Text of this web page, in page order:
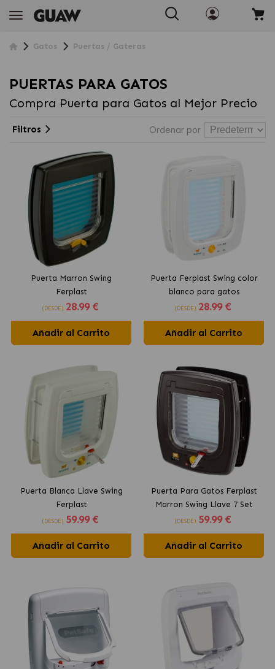
Gatos Puertas / Gateras
PUERTAS PARA GATOS
Compra Puerta para Gatos al Mejor Precio
Ordenar por
Filtros
Puerta Marron Swing
Ferplast
(DESDE) 28.99 €
Añadir al Carrito
Puerta Ferplast Swing color
blanco para gatos
(DESDE) 28.99 €
Añadir al Carrito
Puerta Blanca Llave Swing
Ferplast
(DESDE) 59.99 €
Añadir al Carrito
Puerta Para Gatos Ferplast
Marron Swing Llave 7 Set
(DESDE) 59.99 €
Añadir al Carrito